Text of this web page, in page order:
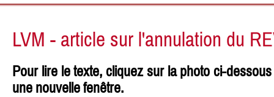
LVM - article sur l'annulation du
Pour lire le texte, cliquez sur la photo ci-
une nouvelle fenêtre.